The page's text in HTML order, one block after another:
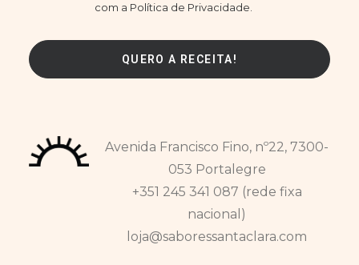
com a Política de Privacidade.
Avenida Francisco Fino, nº22, 7300-
053 Portalegre
+351 245 341 087 (rede fixa
nacional)
loja@saboressantaclara.com